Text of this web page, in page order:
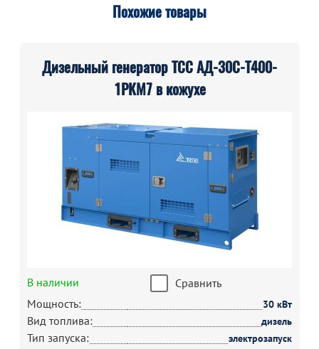
Похожие товары
Дизельный генератор ТСС АД-30С-Т400-
1РКМ7 в кожухе
В наличии
Сравнить
Мощность:
30 кВт
Вид топлива: дизель
Тип запуска: электрозапуск